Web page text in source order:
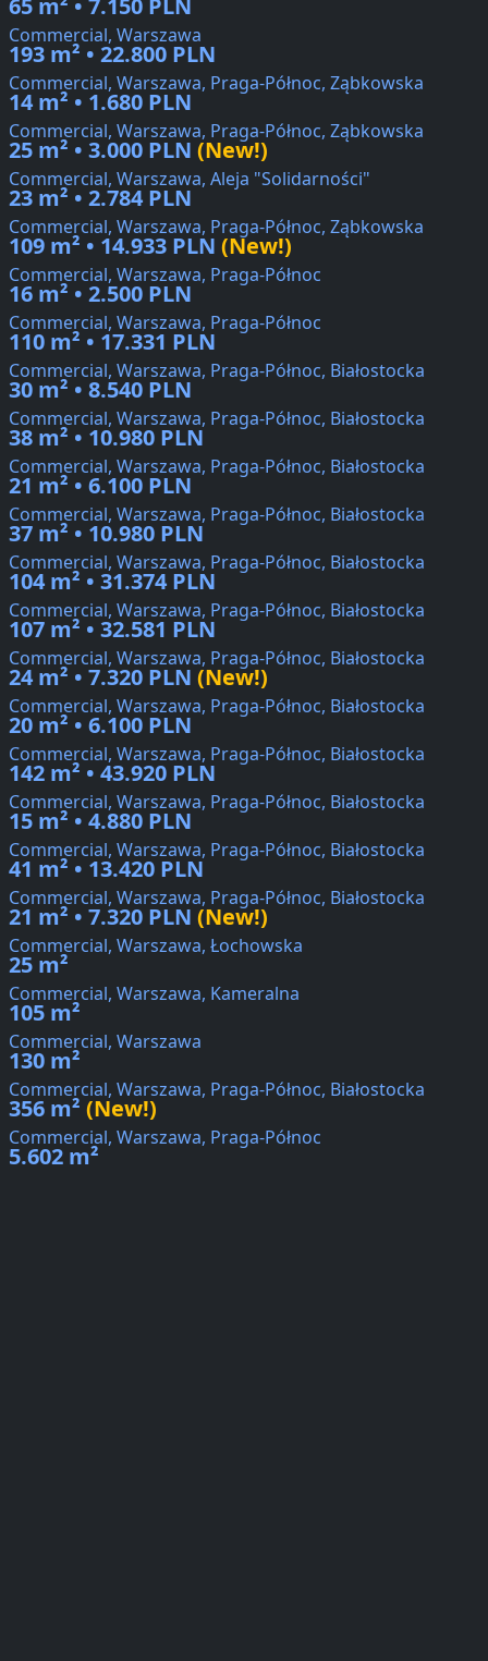
65 m² • 7.150 PLN
Commercial, Warszawa
193 m² • 22.800 PLN
Commercial, Warszawa, Praga-Północ, Ząbkowska
14 m² • 1.680 PLN
Commercial, Warszawa, Praga-Północ, Ząbkowska
25 m² • 3.000 PLN (New!)
Commercial, Warszawa, Aleja "Solidarności"
23 m² • 2.784 PLN
Commercial, Warszawa, Praga-Północ, Ząbkowska
109 m² • 14.933 PLN (New!)
Commercial, Warszawa, Praga-Północ
16 m² • 2.500 PLN
Commercial, Warszawa, Praga-Północ
110 m² • 17.331 PLN
Commercial, Warszawa, Praga-Północ, Białostocka
30 m² • 8.540 PLN
Commercial, Warszawa, Praga-Północ, Białostocka
38 m² • 10.980 PLN
Commercial, Warszawa, Praga-Północ, Białostocka
21 m² • 6.100 PLN
Commercial, Warszawa, Praga-Północ, Białostocka
37 m² • 10.980 PLN
Commercial, Warszawa, Praga-Północ, Białostocka
104 m² • 31.374 PLN
Commercial, Warszawa, Praga-Północ, Białostocka
107 m² • 32.581 PLN
Commercial, Warszawa, Praga-Północ, Białostocka
24 m² • 7.320 PLN (New!)
Commercial, Warszawa, Praga-Północ, Białostocka
20 m² • 6.100 PLN
Commercial, Warszawa, Praga-Północ, Białostocka
142 m² • 43.920 PLN
Commercial, Warszawa, Praga-Północ, Białostocka
15 m² • 4.880 PLN
Commercial, Warszawa, Praga-Północ, Białostocka
41 m² • 13.420 PLN
Commercial, Warszawa, Praga-Północ, Białostocka
21 m² • 7.320 PLN (New!)
Commercial, Warszawa, Łochowska
25 m²
Commercial, Warszawa, Kameralna
105 m²
Commercial, Warszawa
130 m²
Commercial, Warszawa, Praga-Północ, Białostocka
356 m² (New!)
Commercial, Warszawa, Praga-Północ
5.602 m²